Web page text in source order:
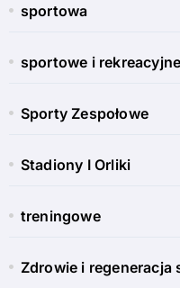
sportowa
sportowe i rekreacyjne
Sporty Zespołowe
Stadiony I Orliki
treningowe
Zdrowie i regeneracja